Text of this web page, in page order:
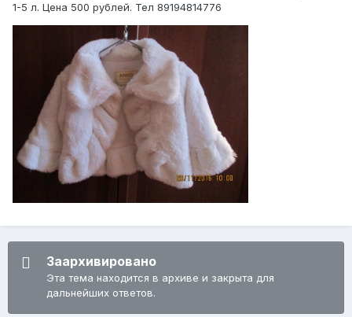
1-5 л. Цена 500 рублей. Тел 89194814776
Заархивировано
Эта тема находится в архиве и закрыта для
дальнейших ответов.